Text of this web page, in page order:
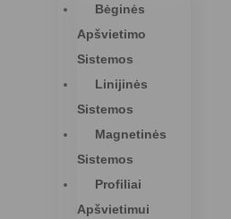
Bėginės
Apšvietimo
Sistemos
Linijinės
Sistemos
Magnetinės
Sistemos
Profiliai
Apšvietimui